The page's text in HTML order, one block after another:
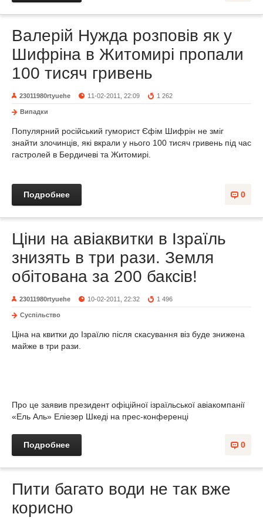
Валерій Нужда розповів як у
Шифріна в Житомирі пропали
100 тисяч гривень
23011980rtyuehe 11-02-2011, 22:09 1 262
Випадки
Популярний російський гуморист Єфім Шифрін не зміг
знайти злочинців, які вкрали у нього 100 тисяч гривень під час
гастролей в Бердичеві та Житомирі.
0
Подробнее
Ціни на авіаквитки в Ізраїль
знизять в три рази. Земля
обітована за 200 баксів!
23011980rtyuehe 10-02-2011, 22:32 1 496
Суспільство
Ціна на квитки до Ізраїлю після скасування віз буде знижена
майже в три рази.
Про це заявив президент офіційної ізраїльської авіакомпанії
«Ель Аль» Еліезер Шкеді на прес-конференці
0
Подробнее
Пити багато води не так вже
корисно